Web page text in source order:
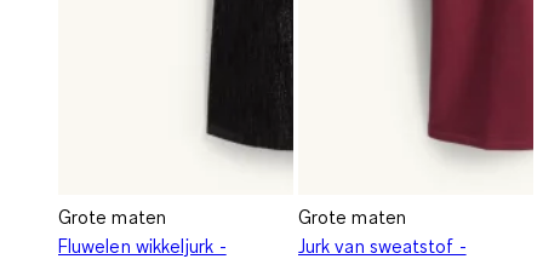
Grote maten
Fluwelen wikkeljurk -
Grote maten
Jurk van sweatstof -